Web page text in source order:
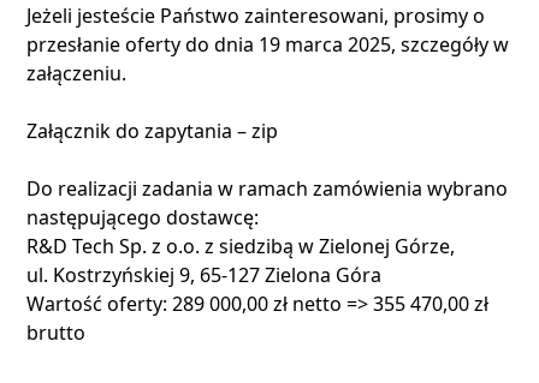
Jeżeli jesteście Państwo zainteresowani, prosimy o
przesłanie oferty do dnia 19 marca 2025, szczegóły w
załączeniu.
Załącznik do zapytania – zip
Do realizacji zadania w ramach zamówienia wybrano
następującego dostawcę:
R&D Tech Sp. z o.o. z siedzibą w Zielonej Górze,
ul. Kostrzyńskiej 9, 65-127 Zielona Góra
Wartość oferty: 289 000,00 zł netto => 355 470,00 zł
brutto